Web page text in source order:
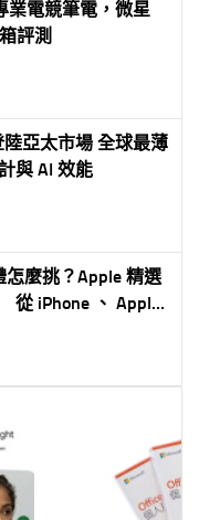
業電競筆電，微星
評測
陸亞太市場 全球最薄
與 AI 效能
怎麼挑？Apple 精選
iPhone 、 Apple